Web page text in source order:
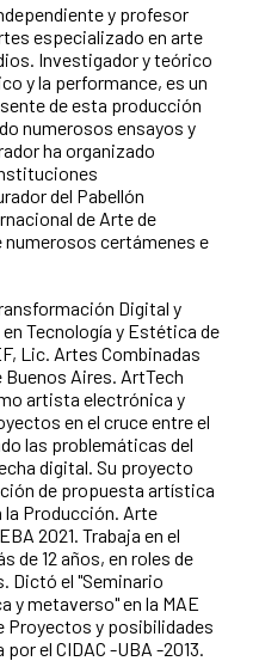
y profesor
especializado en arte
Investigador y teórico
y la performance, es un
de esta producción
numerosos ensayos y
ha organizado
del Pabellón
de Arte de
numerosos certámenes e
Digital y
Tecnología y Estética de
Lic. Artes Combinadas
Buenos Aires. ArtTech
artista electrónica y
en el cruce entre el
las problemáticas del
digital. Su proyecto
de propuesta artística
la Producción. Arte
2021. Trabaja en el
de 12 años, en roles de
Dictó el "Seminario
y metaverso" en la MAE
Proyectos y posibilidades
el CIDAC -UBA -2013.